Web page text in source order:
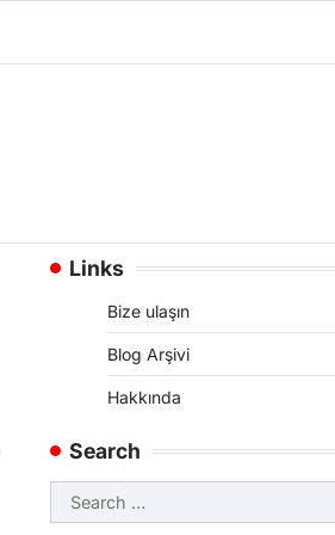
Links
Bize ulaşın
Blog Arşivi
Hakkında
Search
Search
for: